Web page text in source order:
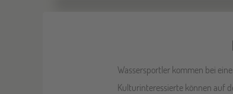
Wassersportler kommen bei
Kulturinteressierte können auf